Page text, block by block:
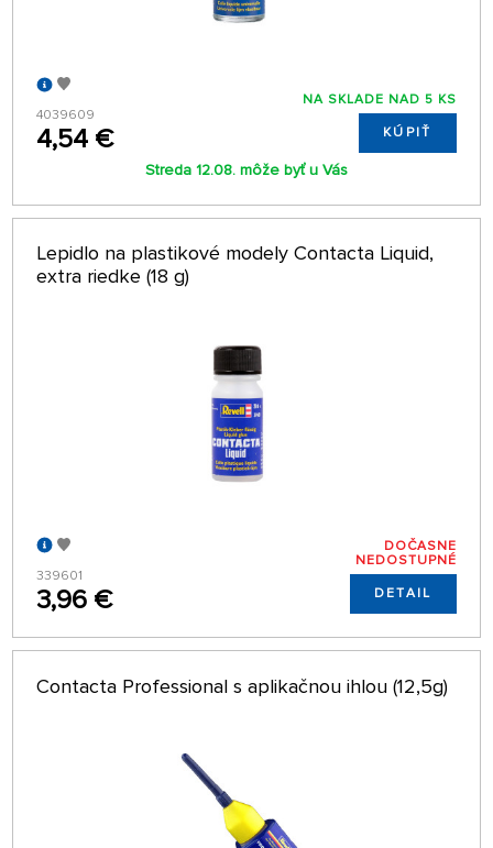
4039609
4,54 €
NA SKLADE NAD 5 KS
KÚPIŤ
Streda 12.08. môže byť u Vás
Lepidlo na plastikové modely Contacta Liquid,
extra riedke (18 g)
339601
3,96 €
DOČASNE
NEDOSTUPNÉ
DETAIL
Contacta Professional s aplikačnou ihlou (12,5g)